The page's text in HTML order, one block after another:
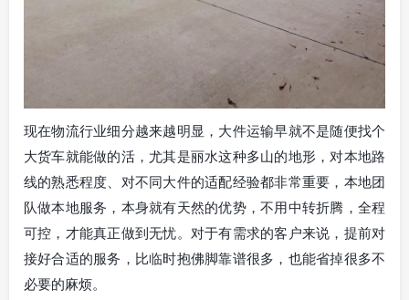
现在物流行业细分越来越明显，大件运输早就不是随便找个
大货车就能做的活，尤其是丽水这种多山的地形，对本地路
线的熟悉程度、对不同大件的适配经验都非常重要，本地团
队做本地服务，本身就有天然的优势，不用中转折腾，全程
可控，才能真正做到无忧。对于有需求的客户来说，提前对
接好合适的服务，比临时抱佛脚靠谱很多，也能省掉很多不
必要的麻烦。